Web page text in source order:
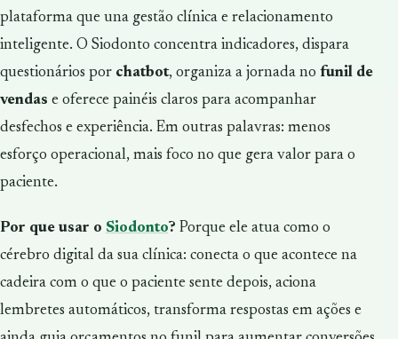
plataforma que una gestão clínica e relacionamento
inteligente. O Siodonto concentra indicadores, dispara
questionários por chatbot, organiza a jornada no funil de
vendas e oferece painéis claros para acompanhar
desfechos e experiência. Em outras palavras: menos
esforço operacional, mais foco no que gera valor para o
paciente.
Por que usar o Siodonto? Porque ele atua como o
cérebro digital da sua clínica: conecta o que acontece na
cadeira com o que o paciente sente depois, aciona
lembretes automáticos, transforma respostas em ações e